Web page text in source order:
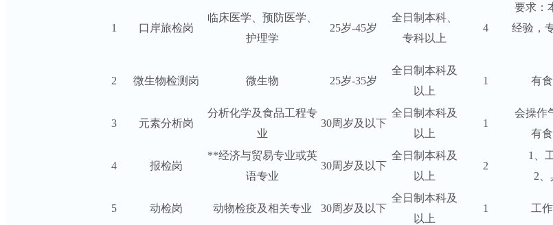
1 口岸旅检岗
临床医学、预防医学、
护理学
25岁-45岁
全日制本科、
专科以上
4
要求：
经验，
2 微生物检测岗 微生物 25岁-35岁
全日制本科及
以上
1 有
3 元素分析岗
分析化学及食品工程专
业
30周岁及以下
全日制本科及
以上
1
会操作
有
4 报检岗
**经济与贸易专业或英
语专业
30周岁及以下
全日制本科及
以上
2
1、
2、
5 动检岗 动物检疫及相关专业 30周岁及以下
全日制本科及
以上
1 工